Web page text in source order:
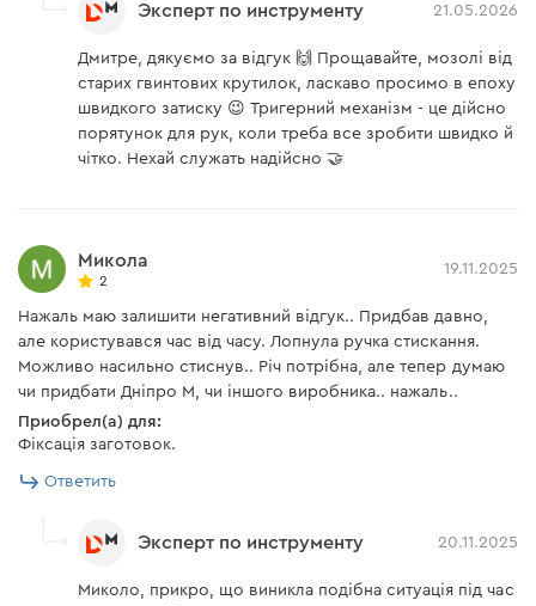
Эксперт по инструменту 21.05.2026
Дмитре, дякуємо за відгук 🙌 Прощавайте, мозолі від
старих гвинтових крутилок, ласкаво просимо в епоху
швидкого затиску 😉 Тригерний механізм - це дійсно
порятунок для рук, коли треба все зробити швидко й
чітко. Нехай служать надійсно 🤝
Микола
2
19.11.2025
Нажаль маю залишити негативний відгук.. Придбав давно,
але користувався час від часу. Лопнула ручка стискання.
Можливо насильно стиснув.. Річ потрібна, але тепер думаю
чи придбати Дніпро М, чи іншого виробника.. нажаль..
Приобрел(а) для:
Фіксація заготовок.
Ответить
Эксперт по инструменту 20.11.2025
Миколо, прикро, що виникла подібна ситуація під час